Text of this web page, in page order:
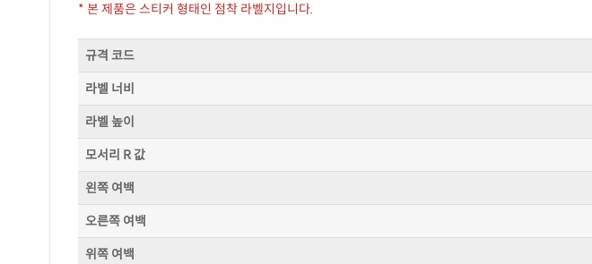
* 본 제품은 스티커 형태인 점착 라벨지입니다.
규격 코드
라벨 너비
라벨 높이
모서리 R 값
왼쪽 여백
오른쪽 여백
위쪽 여백